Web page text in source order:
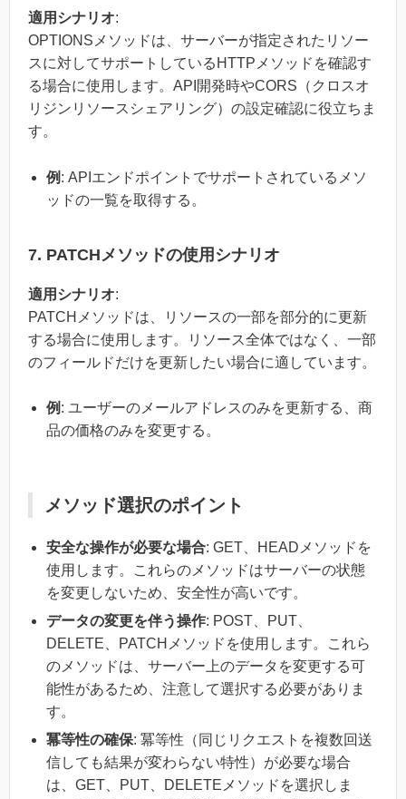
適用シナリオ:
OPTIONSメソッドは、サーバーが指定されたリソー
スに対してサポートしているHTTPメソッドを確認す
る場合に使用します。API開発時やCORS（クロスオ
リジンリソースシェアリング）の設定確認に役立ちま
す。
例 : APIエンドポイントでサポートされているメソ
ッドの一覧を取得する。
7. PATCHメソッドの使用シナリオ
適用シナリオ:
PATCHメソッドは、リソースの一部を部分的に更新
する場合に使用します。リソース全体ではなく、一部
のフィールドだけを更新したい場合に適しています。
例 : ユーザーのメールアドレスのみを更新する、商
品の価格のみを変更する。
メソッド選択のポイント
安全な操作が必要な場合: GET、HEADメソッドを
使用します。これらのメソッドはサーバーの状態
を変更しないため、安全性が高いです。
データの変更を伴う操作: POST、PUT、
DELETE、PATCHメソッドを使用します。これら
のメソッドは、サーバー上のデータを変更する可
能性があるため、注意して選択する必要がありま
す。
冪等性の確保: 冪等性（同じリクエストを複数回送
信しても結果が変わらない特性）が必要な場合
は、GET、PUT、DELETEメソッドを選択しま